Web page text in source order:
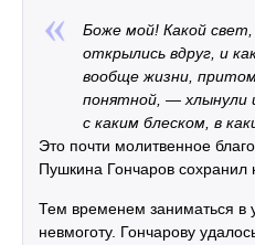
Боже мой! Какой свет,
открылись вдруг, и
вообще жизни,
понятной, — хлынули
с каким блеском, в
Это почти молитвенное
Пушкина Гончаров сохранил
Тем временем заниматься в
невмоготу. Гончарову